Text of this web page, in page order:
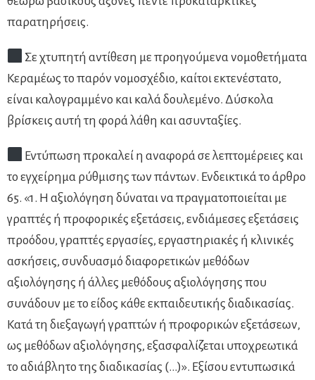
παρατηρήσεις.
Σε χτυπητή αντίθεση με προηγούμενα νομοθετήματα
Κεραμέως το παρόν νομοσχέδιο, καίτοι εκτενέστατο,
είναι καλογραμμένο και καλά δουλεμένο. Δύσκολα
βρίσκεις αυτή τη φορά λάθη και ασυνταξίες.
Εντύπωση προκαλεί η αναφορά σε λεπτομέρειες και
το εγχείρημα ρύθμισης των πάντων. Ενδεικτικά το άρθρο
65. «1. Η αξιολόγηση δύναται να πραγματοποιείται με
γραπτές ή προφορικές εξετάσεις, ενδιάμεσες εξετάσεις
προόδου, γραπτές εργασίες, εργαστηριακές ή κλινικές
ασκήσεις, συνδυασμό διαφορετικών μεθόδων
αξιολόγησης ή άλλες μεθόδους αξιολόγησης που
συνάδουν με το είδος κάθε εκπαιδευτικής διαδικασίας.
Κατά τη διεξαγωγή γραπτών ή προφορικών εξετάσεων,
ως μεθόδων αξιολόγησης, εξασφαλίζεται υποχρεωτικά
το αδιάβλητο της διαδικασίας (…)». Εξίσου εντυπωσικά